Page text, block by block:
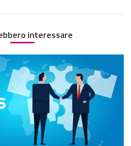
interessare